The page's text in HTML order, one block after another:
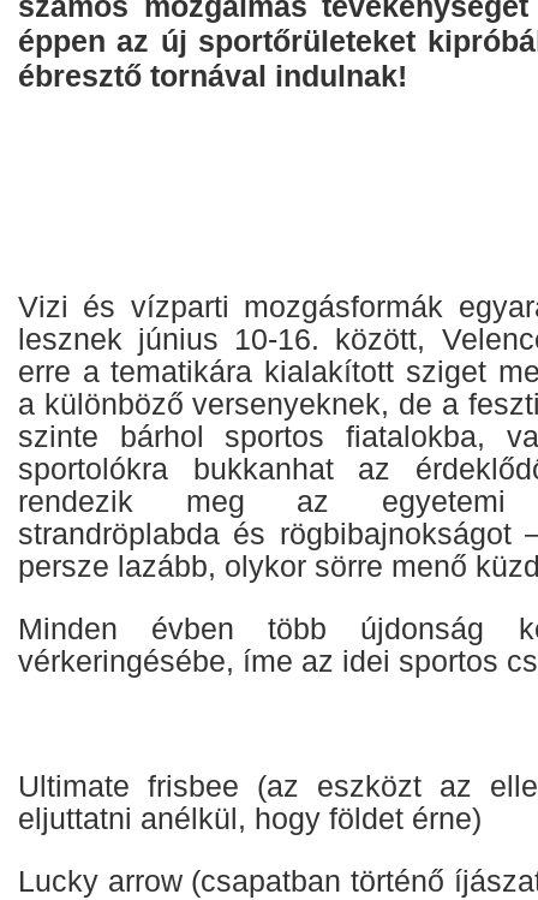
éppen az új sportőrületeket
ébresztő tornával indulnak!
Vizi és vízparti mozgásformák
lesznek június 10-16. között,
erre a tematikára kialakított sziget
a különböző versenyeknek, de a
szinte bárhol sportos fiatalokba,
sportolókra bukkanhat az
rendezik meg az egyetemi
strandröplabda és rögbibajnokságot
persze lazább, olykor sörre menő
Minden évben több újdonság
vérkeringésébe, íme az idei sportos
Ultimate frisbee (az eszközt az
eljuttatni anélkül, hogy földet érne)
Lucky arrow (csapatban történő